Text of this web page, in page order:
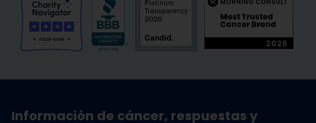
Información de cáncer, respuestas y